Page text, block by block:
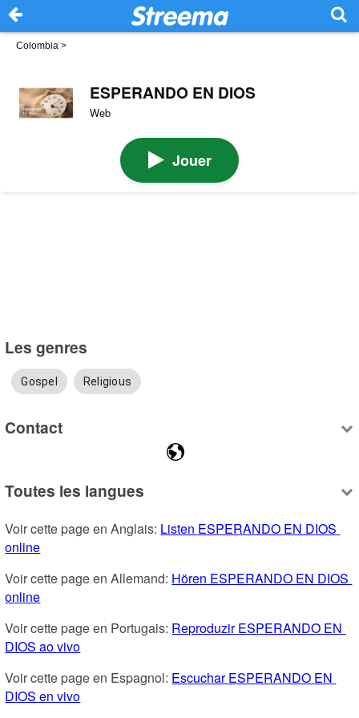
Colombia >
ESPERANDO EN DIOS
Web
Jouer
Les genres
Gospel Religious
Contact
Toutes les langues
Voir cette page en Anglais: Listen ESPERANDO EN DIOS
online
Voir cette page en Allemand: Hören ESPERANDO EN DIOS
online
Voir cette page en Portugais: Reproduzir ESPERANDO EN
DIOS ao vivo
Voir cette page en Espagnol: Escuchar ESPERANDO EN
DIOS en vivo